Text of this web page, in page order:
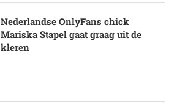
Nederlandse OnlyFans chick
Mariska Stapel gaat graag uit de
kleren